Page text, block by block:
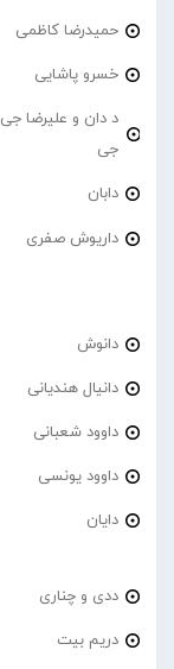
حمیدرضا کاظمی
خسرو پاشایی
د دان و علیرضا جی
جی
دابان
داریوش صفری
دانوش
دانیال هندیانی
داوود شعبانی
داوود یونسی
دایان
ددی و چناری
دریم بیت